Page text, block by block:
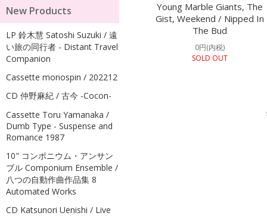
Young Marble Giants, The
Gist, Weekend / Nipped In
The Bud
0円(内税)
SOLD OUT
New Products
LP 鈴木慧 Satoshi Suzuki / 遠
い旅の同行者 - Distant Travel
Companion
Cassette monospin / 202212
CD 仲野麻紀 / 古今 -Cocon-
Cassette Toru Yamanaka /
Dumb Type - Suspense and
Romance 1987
10" コンポニウム・アンサン
ブル Componium Ensemble /
八つの自動作曲作品集 8
Automated Works
CD Katsunori Uenishi / Live